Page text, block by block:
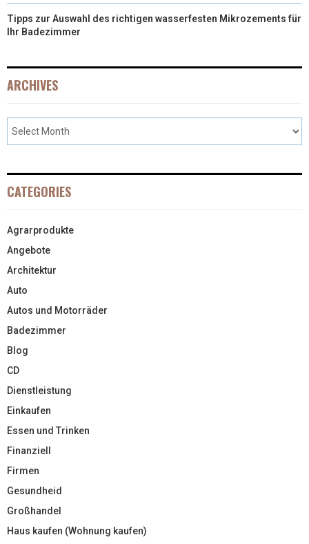
Tipps zur Auswahl des richtigen wasserfesten Mikrozements für
Ihr Badezimmer
ARCHIVES
CATEGORIES
Agrarprodukte
Angebote
Architektur
Auto
Autos und Motorräder
Badezimmer
Blog
CD
Dienstleistung
Einkaufen
Essen und Trinken
Finanziell
Firmen
Gesundheid
Großhandel
Haus kaufen (Wohnung kaufen)